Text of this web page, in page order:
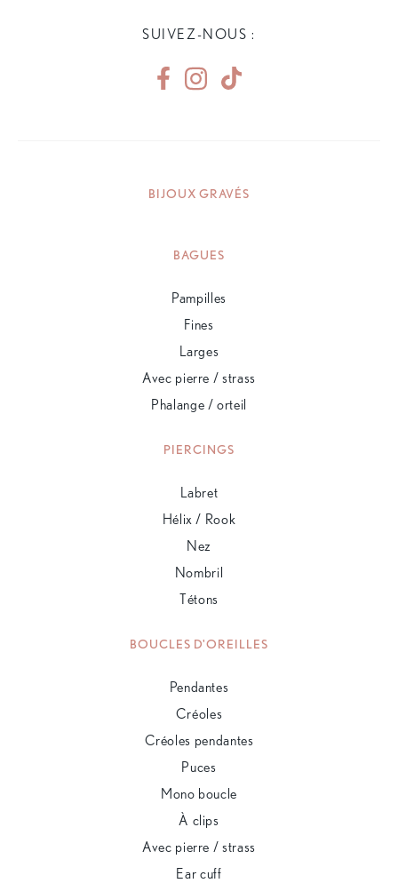
SUIVEZ-NOUS :
BIJOUX GRAVÉS
BAGUES
Pampilles
Fines
Larges
Avec pierre / strass
Phalange / orteil
PIERCINGS
Labret
Hélix / Rook
Nez
Nombril
Tétons
BOUCLES D'OREILLES
Pendantes
Créoles
Créoles pendantes
Puces
Mono boucle
À clips
Avec pierre / strass
Ear cuff